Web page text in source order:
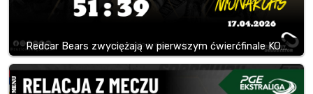
Redcar Bears zwyciężają w pierwszym ćwierćfinale KO…